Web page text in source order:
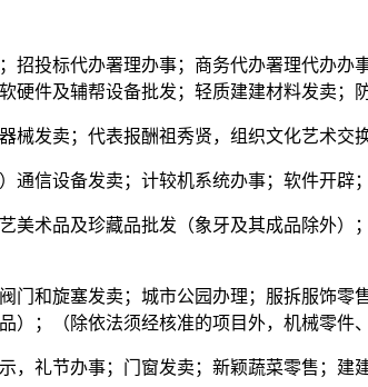
投标代办署理办事；商务代办署理代办办
硬件及辅帮设备批发；轻质建建材料发卖；
发卖；代表报酬祖秀贤，组织文化艺术交
信设备发卖；计较机系统办事；软件开辟；
术品及珍藏品批发（象牙及其成品除外）
和旋塞发卖；城市公园办理；服拆服饰零
）；（除依法须经核准的项目外，机械零件
礼节办事；门窗发卖；新颖蔬菜零售；建